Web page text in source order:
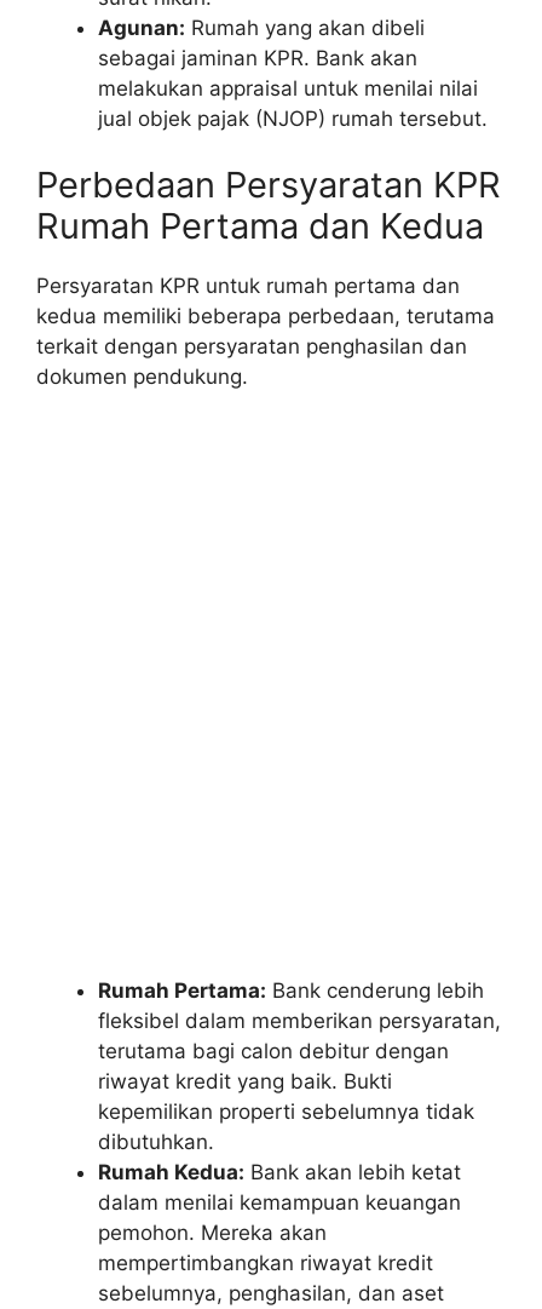
Agunan: Rumah yang akan dibeli
sebagai jaminan KPR. Bank akan
melakukan appraisal untuk menilai nilai
jual objek pajak (NJOP) rumah tersebut.
Perbedaan Persyaratan KPR
Rumah Pertama dan Kedua
Persyaratan KPR untuk rumah pertama dan
kedua memiliki beberapa perbedaan, terutama
terkait dengan persyaratan penghasilan dan
dokumen pendukung.
Rumah Pertama: Bank cenderung lebih
fleksibel dalam memberikan persyaratan,
terutama bagi calon debitur dengan
riwayat kredit yang baik. Bukti
kepemilikan properti sebelumnya tidak
dibutuhkan.
Rumah Kedua: Bank akan lebih ketat
dalam menilai kemampuan keuangan
pemohon. Mereka akan
mempertimbangkan riwayat kredit
sebelumnya, penghasilan, dan aset